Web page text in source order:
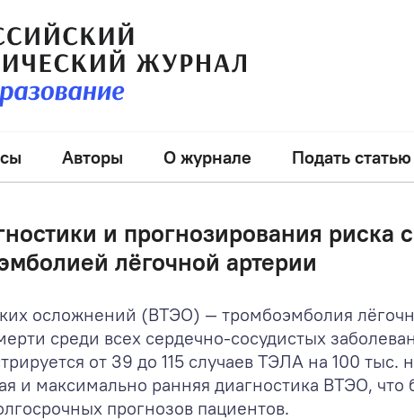
Авторы О журнале Подать статью
и прогнозирования риска
лёгочной артерии
осложнений (ВТЭО) — тромбоэмболия
среди всех сердечно-сосудистых
от 39 до 115 случаев ТЭЛА на 100 тыс.
и максимально ранняя диагностика ВТЭО, что
прогнозов пациентов.